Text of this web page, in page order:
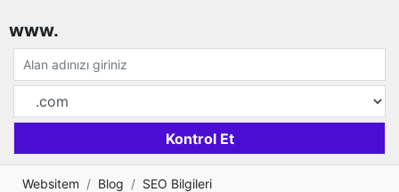
www.
Websitem Blog
SEO Bilgileri